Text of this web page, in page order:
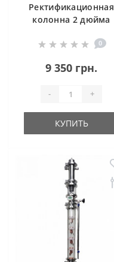
Ректификационная
колонна 2 дюйма
0
9 350 грн.
- +
КУПИТЬ